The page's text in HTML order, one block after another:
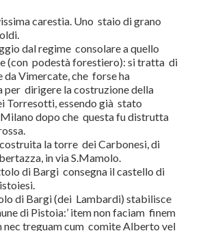
carestia. Uno staio di grano
dal regime consolare a quello
(con podestà forestiero): si tratta di
da Vimercate, che forse ha
per dirigere la costruzione della
Torresotti, essendo già stato
dopo che questa fu distrutta
la torre dei Carbonesi, di
in via S.Mamolo.
di Bargi consegna il castello di
di Bargi (dei Lambardi) stabilisce
di Pistoia:’ item non faciam finem
nec treguam cum comite Alberto vel